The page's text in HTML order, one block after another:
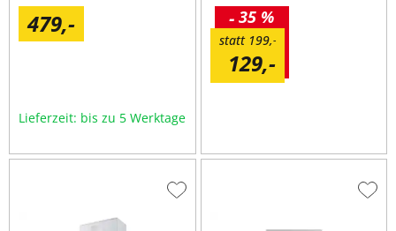
479,-
Lieferzeit: bis zu 5 Werktage
199,-
statt
129,-
35 %
-
Zur
Zur